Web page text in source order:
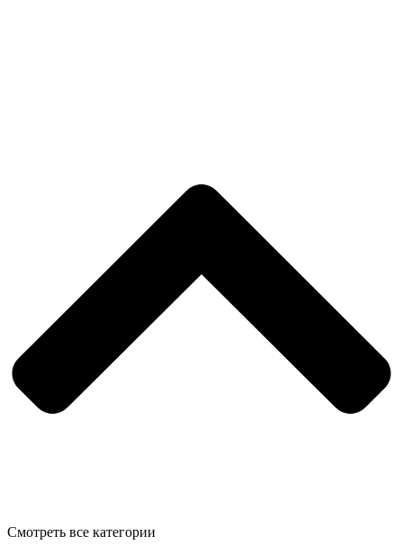
Смотреть все категории